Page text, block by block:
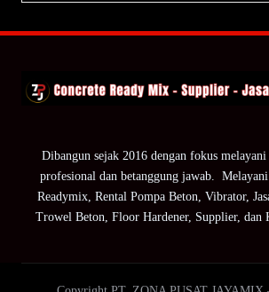
Dibangun sejak 2016 dengan fokus melayani
profesional dan betanggung jawab. Melayani
Readymix, Rental Pompa Beton, Vibrator,
Trowel Beton, Floor Hardener, Supplier, dan